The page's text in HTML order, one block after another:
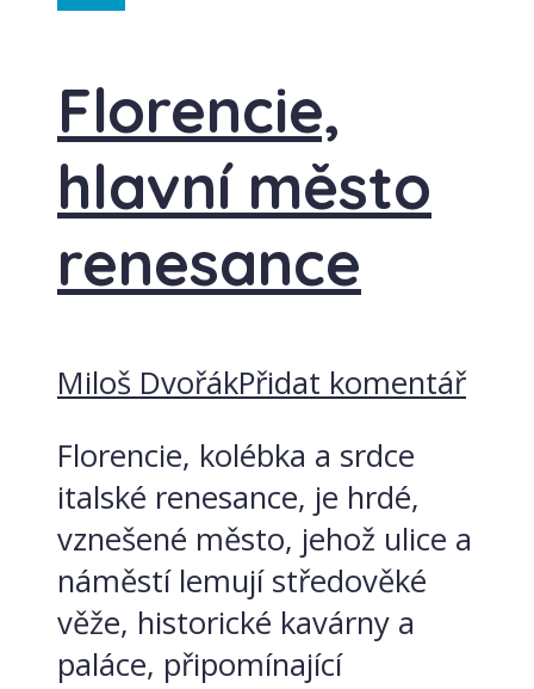
Florencie,
hlavní město
renesance
Miloš DvořákPřidat komentář
Florencie, kolébka a srdce
italské renesance, je hrdé,
vznešené město, jehož ulice a
náměstí lemují středověké
věže, historické kavárny a
paláce, připomínající